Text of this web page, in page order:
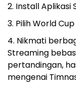
Install Aplikasi
Pilih World
Nikmati
Streaming
pertandingan,
mengenai